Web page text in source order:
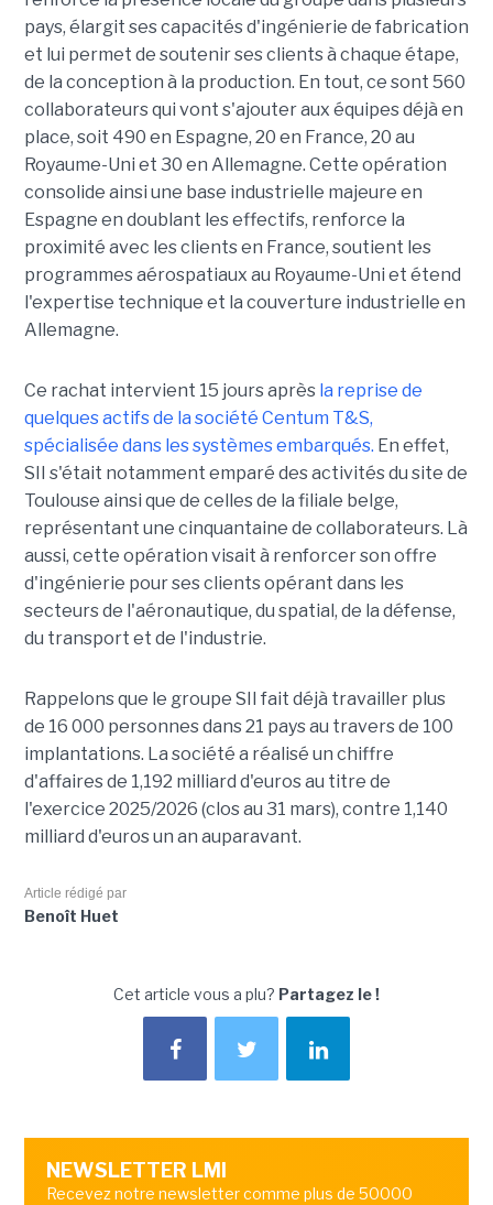
pays, élargit ses capacités d'ingénierie de fabrication
et lui permet de soutenir ses clients à chaque étape,
de la conception à la production. En tout, ce sont 560
collaborateurs qui vont s'ajouter aux équipes déjà en
place, soit 490 en Espagne, 20 en France, 20 au
Royaume-Uni et 30 en Allemagne. Cette opération
consolide ainsi une base industrielle majeure en
Espagne en doublant les effectifs, renforce la
proximité avec les clients en France, soutient les
programmes aérospatiaux au Royaume-Uni et étend
l'expertise technique et la couverture industrielle en
Allemagne.
Ce rachat intervient 15 jours après la reprise de
quelques actifs de la société Centum T&S,
spécialisée dans les systèmes embarqués. En effet,
SII s'était notamment emparé des activités du site de
Toulouse ainsi que de celles de la filiale belge,
représentant une cinquantaine de collaborateurs. Là
aussi, cette opération visait à renforcer son offre
d'ingénierie pour ses clients opérant dans les
secteurs de l'aéronautique, du spatial, de la défense,
du transport et de l'industrie.
Rappelons que le groupe SII fait déjà travailler plus
de 16 000 personnes dans 21 pays au travers de 100
implantations. La société a réalisé un chiffre
d'affaires de 1,192 milliard d'euros au titre de
l'exercice 2025/2026 (clos au 31 mars), contre 1,140
milliard d'euros un an auparavant.
Article rédigé par
Benoît Huet
Cet article vous a plu? Partagez le !
NEWSLETTER LMI
Recevez notre newsletter comme plus de 50000